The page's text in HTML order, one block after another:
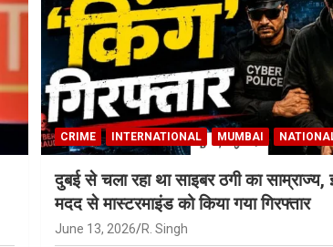
CRIME INTERNATIONAL MUMBAI
दुबई से चला रहा था साइबर ठगी का साम्राज्य,
मदद से मास्टरमाइंड को किया गया गिरफ्तार
June 13, 2026 R. Singh